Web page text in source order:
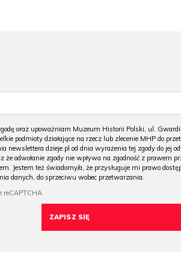
oraz upoważniam Muzeum Historii Polski, ul.
podmioty działające na rzecz lub zlecenie MHP do
newslettera dzieje.pl od dnia wyrażenia tej zgody do jej
że odwołanie zgody nie wpływa na zgodność z prawem
Jestem też świadomy/a, że przysługuje mi prawo
danych, do sprzeciwu wobec przetwarzania.